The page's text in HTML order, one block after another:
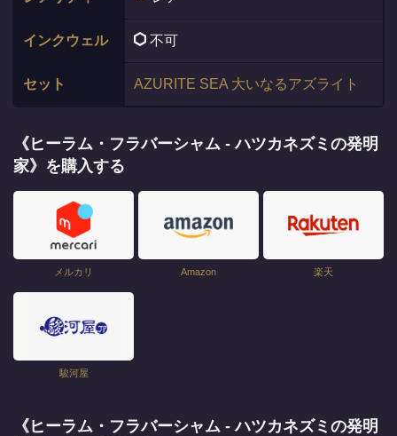
インクウェル 不可
セット AZURITE SEA 大いなるアズライト
《ヒーラム・フラバーシャム - ハツカネズミの発明
家》を購入する
メルカリ Amazon 楽天
駿河屋
《ヒーラム・フラバーシャム - ハツカネズミの発明